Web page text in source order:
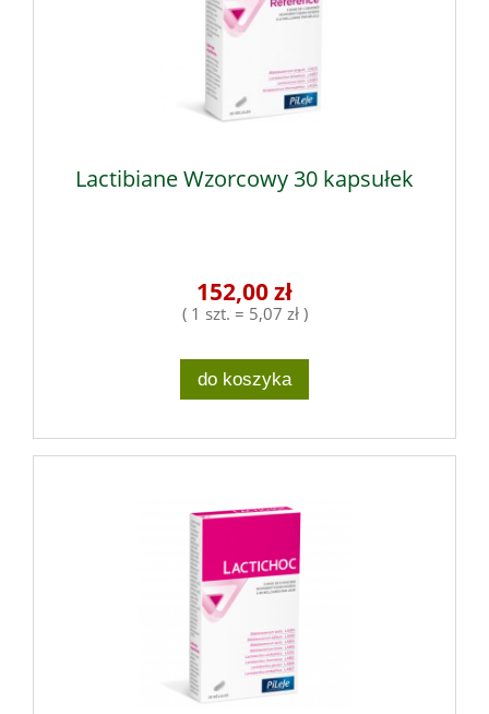
Lactibiane Wzorcowy 30 kapsułek
152,00 zł
( 1 szt. = 5,07 zł )
do koszyka